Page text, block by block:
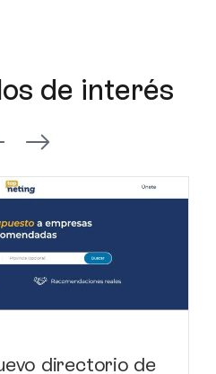
de interés
directorio de